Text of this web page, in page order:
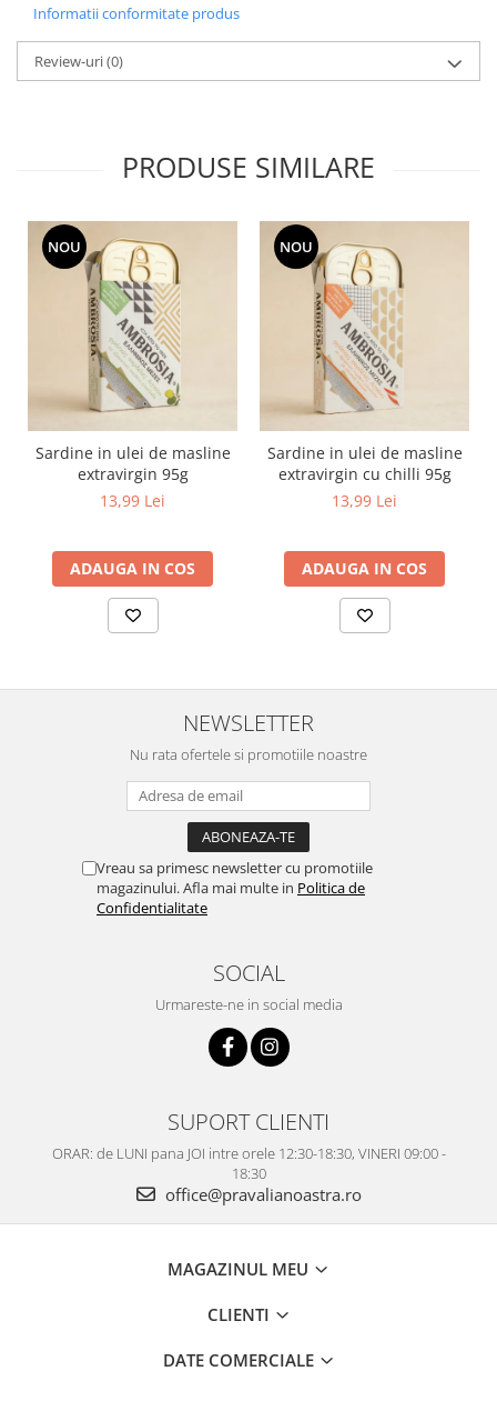
Informatii conformitate produs
Review-uri(0)
PRODUSE SIMILARE
NOU
Sardine in ulei de masline
extravirgin 95g
13,99 Lei
ADAUGA IN COS
NOU
Sardine in ulei de masline
extravirgin cu chilli 95g
13,99 Lei
ADAUGA IN COS
NEWSLETTER
Nu rata ofertele si promotiile noastre
Vreau sa primesc newsletter cu promotiile
magazinului. Afla mai multe in Politica de
Confidentialitate
SOCIAL
Urmareste-ne in social media
SUPORT CLIENTI
ORAR: de LUNI pana JOI intre orele 12:30-18:30, VINERI 09:00 -
18:30
office@pravalianoastra.ro
MAGAZINUL MEU
CLIENTI
DATE COMERCIALE